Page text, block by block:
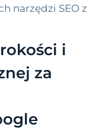
narzędzi SEO z
i
za